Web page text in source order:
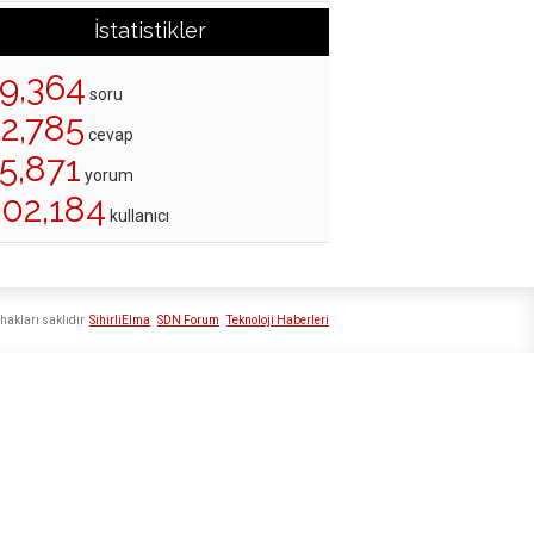
İstatistikler
soru
cevap
yorum
kullanıcı
SihirliElma SDN Forum Teknoloji Haberleri
saklıdır